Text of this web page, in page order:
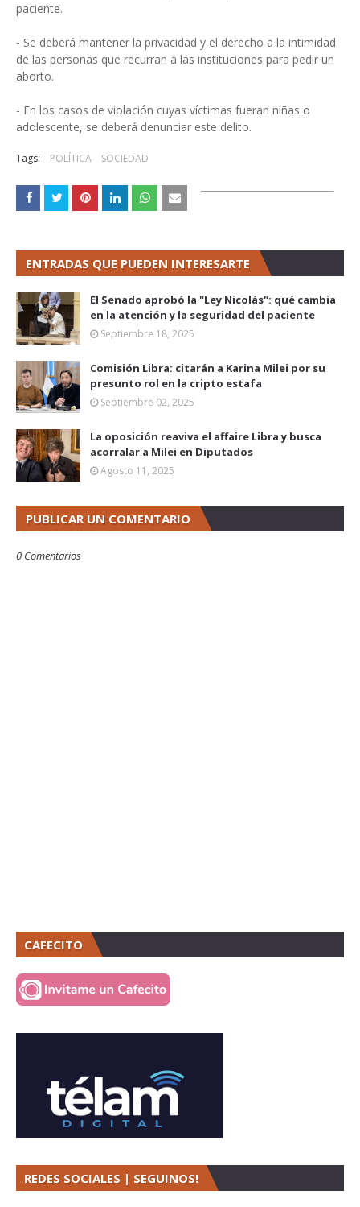
paciente.
- Se deberá mantener la privacidad y el derecho a la intimidad
de las personas que recurran a las instituciones para pedir un
aborto.
- En los casos de violación cuyas víctimas fueran niñas o
adolescente, se deberá denunciar este delito.
Tags: POLÍTICA SOCIEDAD
ENTRADAS QUE PUEDEN INTERESARTE
El Senado aprobó la "Ley Nicolás": qué cambia
en la atención y la seguridad del paciente
Septiembre 18, 2025
Comisión Libra: citarán a Karina Milei por su
presunto rol en la cripto estafa
Septiembre 02, 2025
La oposición reaviva el affaire Libra y busca
acorralar a Milei en Diputados
Agosto 11, 2025
PUBLICAR UN COMENTARIO
0 Comentarios
CAFECITO
REDES SOCIALES | SEGUINOS!